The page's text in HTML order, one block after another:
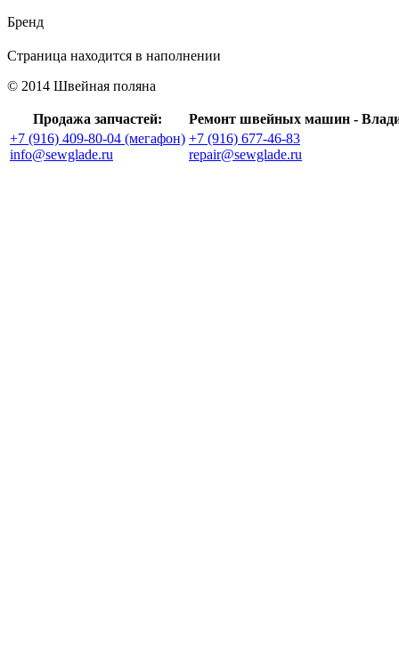
Бренд
Страница находится в наполнении
© 2014 Швейная поляна
Продажа запчастей:
Ремонт швейных машин -
+7 (916) 409-80-04 (мегафон)
info@sewglade.ru
+7 (916) 677-46-83
repair@sewglade.ru